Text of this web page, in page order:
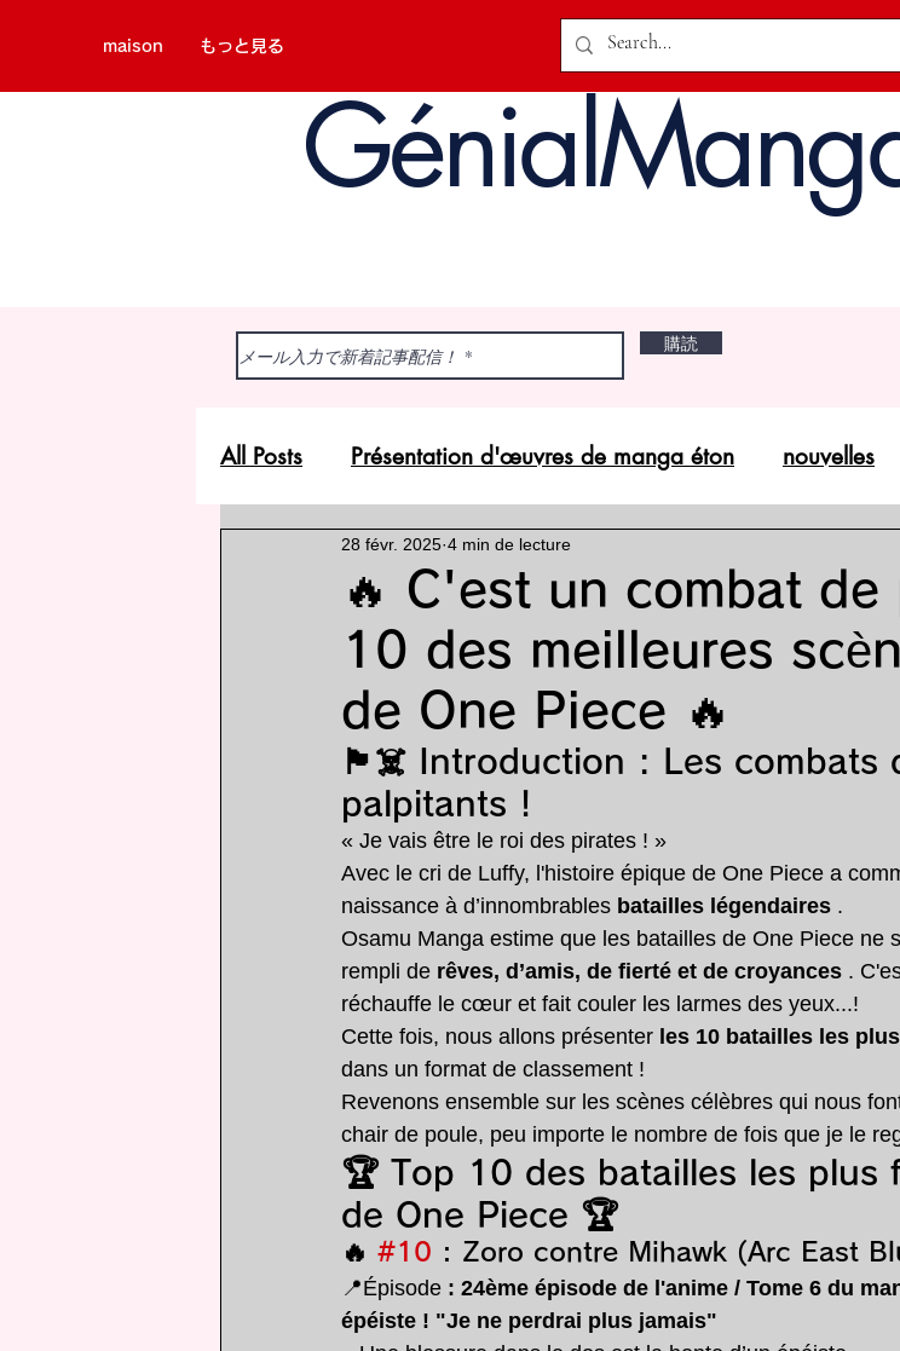
maison もっと見る
購読
All Posts Présentation d'œuvres de manga éton nouvelles
Particularité animé animé
🔥 C'est un combat
10 des meilleures
de One Piece 🔥
28 févr. 2025 4 min de lecture
🏴☠️ Introduction : Les combats
palpitants !
« Je vais être le roi des pirates ! »
Avec le cri de Luffy, l'histoire épique de One Piece a
naissance à d’innombrables batailles légendaires .
Osamu Manga estime que les batailles de One Piece ne
rempli de rêves, d’amis, de fierté et de croyances .
réchauffe le cœur et fait couler les larmes des yeux...!
Cette fois, nous allons présenter les 10 batailles les
dans un format de classement !
Revenons ensemble sur les scènes célèbres qui nous
chair de poule, peu importe le nombre de fois que je le
🏆 Top 10 des batailles les plus
de One Piece 🏆
🔥 #10 : Zoro contre Mihawk (Arc East
📍Épisode : 24ème épisode de l'anime / Tome 6 du
épéiste ! "Je ne perdrai plus jamais"